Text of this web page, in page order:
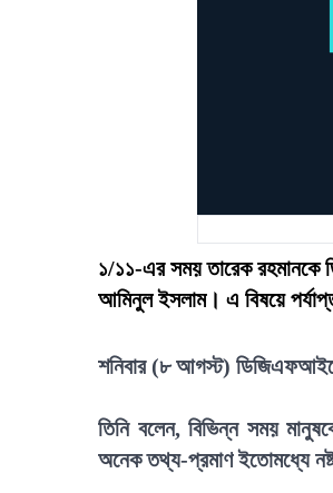
১/১১-এর সময় তারেক রহমানকে
আমিনুল ইসলাম। এ বিষয়ে
শনিবার (৮ আগস্ট)
তিনি বলেন, বিভিন্ন সময়
অনেক তথ্য-প্রমাণ ইতোমধ্যে